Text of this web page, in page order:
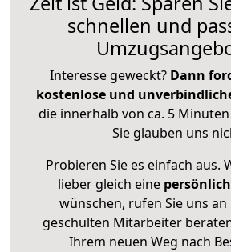
schnellen und
Interesse geweckt? Dann
kostenlose und
die innerhalb von ca. 5
Sie glauben uns
Probieren Sie es einfach aus.
lieber gleich eine
wünschen, rufen Sie uns
geschulten Mitarbeiter
Ihrem neuen Weg nach